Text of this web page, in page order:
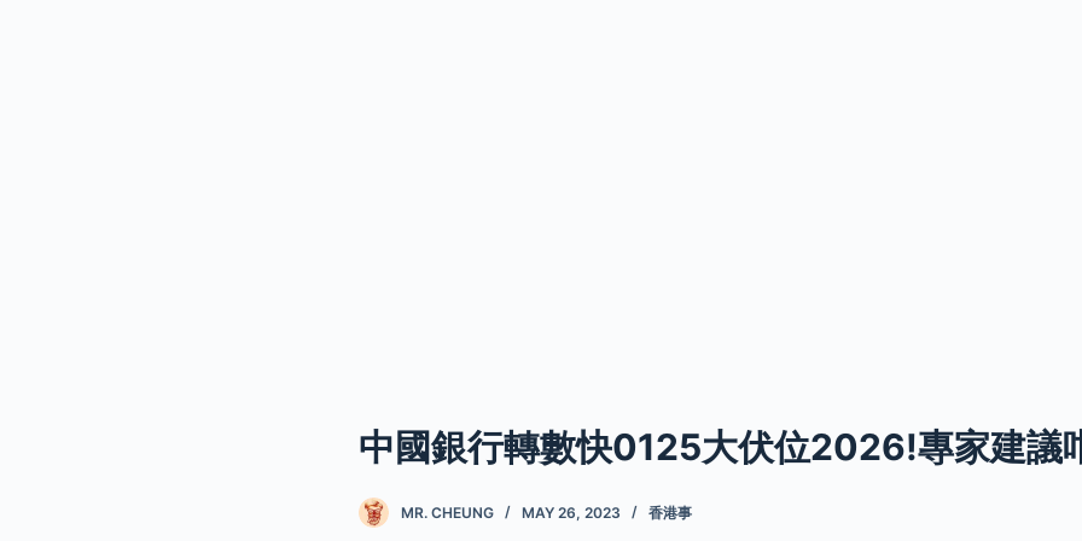
中國銀行轉數快0125大伏位2026!專家建議
MR. CHEUNG MAY 26, 2023 香港事